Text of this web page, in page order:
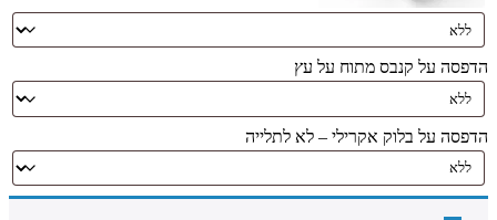
הדפסה על קנבס מתוח על עץ
הדפסה על בלוק אקרילי – לא לתלייה